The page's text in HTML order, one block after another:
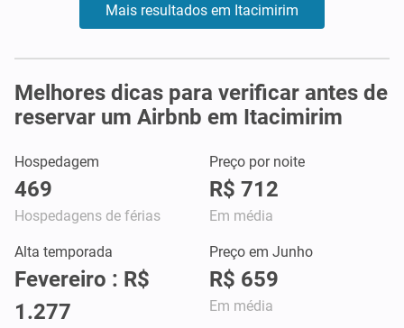
Mais resultados em Itacimirim
Melhores dicas para verificar antes de
reservar um Airbnb em Itacimirim
Hospedagem
469
Hospedagens de férias
Preço por noite
R$ 712
Em média
Alta temporada
Fevereiro : R$
1.277
Preço em Junho
R$ 659
Em média